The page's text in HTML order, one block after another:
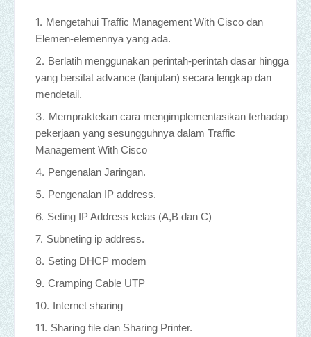
Mengetahui Traffic Management With Cisco dan
Elemen-elemennya yang ada.
Berlatih menggunakan perintah-perintah dasar hingga
yang bersifat advance (lanjutan) secara lengkap dan
mendetail.
Mempraktekan cara mengimplementasikan terhadap
pekerjaan yang sesungguhnya dalam Traffic
Management With Cisco
Pengenalan Jaringan.
Pengenalan IP address.
Seting IP Address kelas (A,B dan C)
Subneting ip address.
Seting DHCP modem
Cramping Cable UTP
Internet sharing
Sharing file dan Sharing Printer.